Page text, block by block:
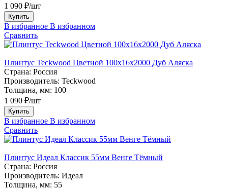
1 090 ₽/шт
Купить
В избранное В избранном
Сравнить
Плинтус Teckwood Цветной 100x16х2000 Дуб Аляска
Страна: Россия
Производитель: Teckwood
Толщина, мм: 100
1 090 ₽/шт
Купить
В избранное В избранном
Сравнить
Плинтус Идеал Классик 55мм Венге Тёмный
Страна: Россия
Производитель: Идеал
Толщина, мм: 55